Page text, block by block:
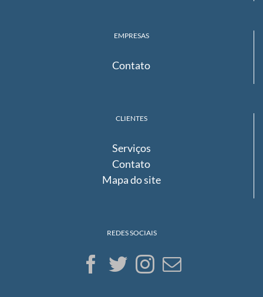
EMPRESAS
Contato
CLIENTES
Serviços
Contato
Mapa do site
REDES SOCIAIS